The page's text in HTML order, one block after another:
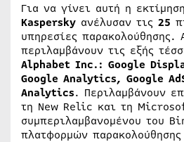
Για να γίνει αυτή η
Kaspersky ανέλυσαν τις 25
υπηρεσίες παρακολούθησης.
περιλαμβάνουν τις εξής
Alphabet Inc.: Google
Google Analytics, Google
Analytics. Περιλαμβάνουν
τη New Relic και τη
συμπεριλαμβανομένου του
πλατφορμών